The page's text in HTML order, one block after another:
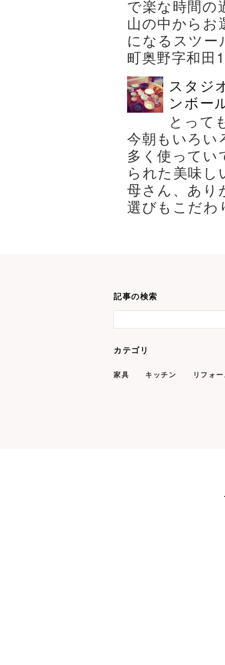
で楽な時間の
山の中から
になるスツー
町奥野字和
スタジ
ンボー
とって
今朝もいろい
多く使ってい
られた美味
母さん、あり
選びもこだ
記事の検索
カテゴリ
家具 キッチン リフォ